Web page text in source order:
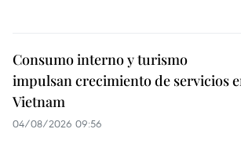
Consumo interno y turismo
impulsan crecimiento de servicios
Vietnam
04/08/2026 09:56